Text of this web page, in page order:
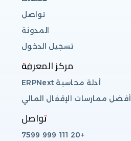
تواصل
المدونة
تسجيل الدخول
مركز المعرفة
أدلة محاسبة ERPNext
أفضل ممارسات الإقفال المالي
تواصل
+20 111 999 7599